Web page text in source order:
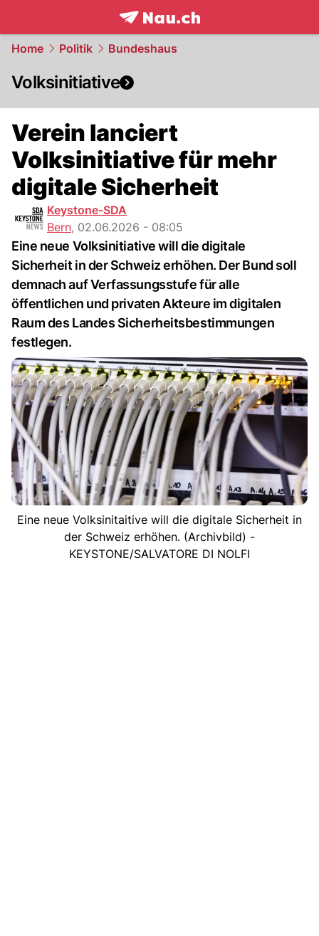
frontpage.NAU.ch
Home Politik Bundeshaus
Volksinitiative
Verein lanciert
Volksinitiative für mehr
digitale Sicherheit
Keystone-SDA
Bern, 02.06.2026 - 08:05
Eine neue Volksinitiative will die digitale
Sicherheit in der Schweiz erhöhen. Der Bund soll
demnach auf Verfassungsstufe für alle
öffentlichen und privaten Akteure im digitalen
Raum des Landes Sicherheitsbestimmungen
festlegen.
Eine neue Volksinitaitive will die digitale Sicherheit in
der Schweiz erhöhen. (Archivbild) -
KEYSTONE/SALVATORE DI NOLFI